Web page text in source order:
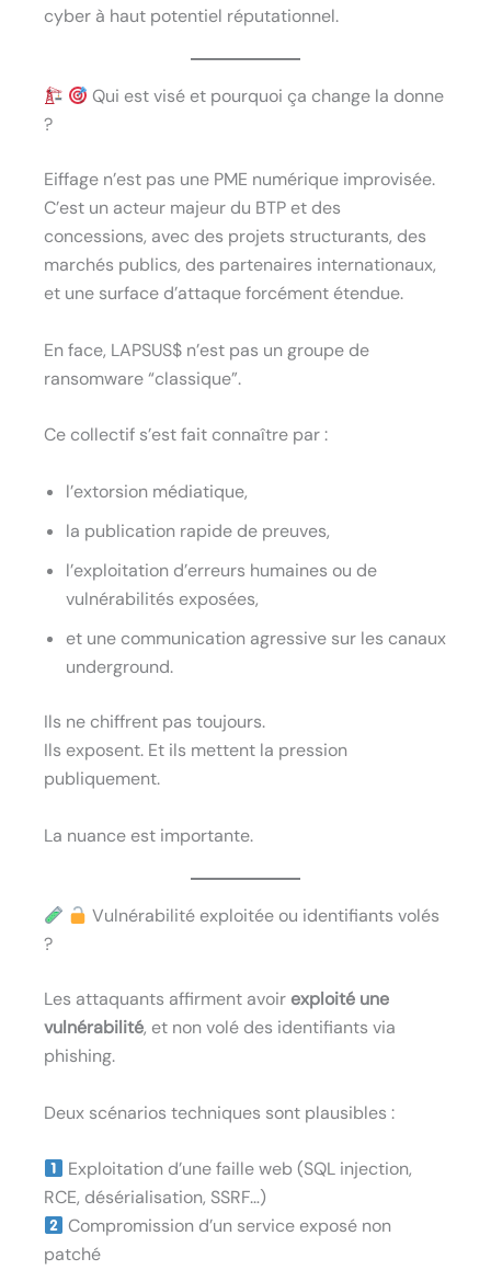
cyber à haut potentiel réputationnel.
Qui est visé et pourquoi ça change la donne
?
Eiffage n’est pas une PME numérique improvisée.
C’est un acteur majeur du BTP et des
concessions, avec des projets structurants, des
marchés publics, des partenaires internationaux,
et une surface d’attaque forcément étendue.
En face, LAPSUS$ n’est pas un groupe de
ransomware “classique”.
Ce collectif s’est fait connaître par :
l’extorsion médiatique,
la publication rapide de preuves,
l’exploitation d’erreurs humaines ou de
vulnérabilités exposées,
et une communication agressive sur les canaux
underground.
Ils ne chiffrent pas toujours.
Ils exposent. Et ils mettent la pression
publiquement.
La nuance est importante.
Vulnérabilité exploitée ou identifiants volés
?
Les attaquants affirment avoirexploité une
vulnérabilité, et non volé des identifiants via
phishing.
Deux scénarios techniques sont plausibles :
Exploitation d’une faille web (SQL injection,
RCE, désérialisation, SSRF…)
Compromission d’un service exposé non
patché